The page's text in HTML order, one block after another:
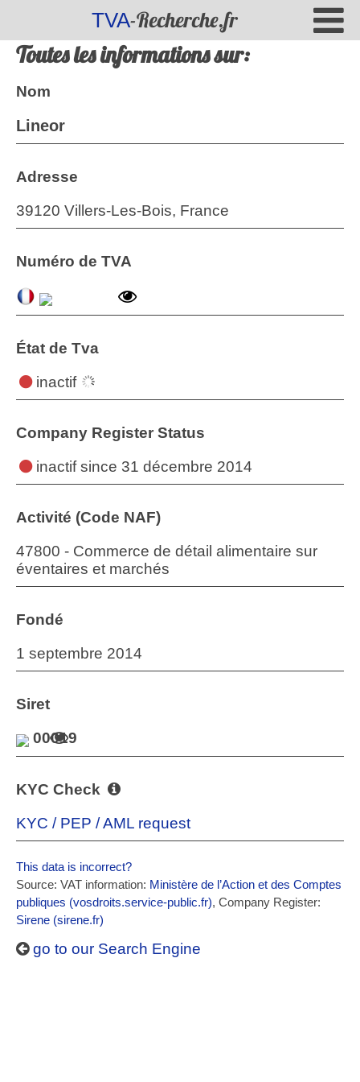
TVA-Recherche.fr
Toutes les informations sur:
Nom
Lineor
Adresse
39120 Villers-Les-Bois, France
Numéro de TVA
État de Tva
inactif
Company Register Status
inactifsince 31 décembre 2014
Activité (Code NAF)
47800 - Commerce de détail alimentaire sur
éventaires et marchés
Fondé
1 septembre 2014
Siret
00019
KYC Check
KYC / PEP / AML request
This data is incorrect?
Source: VAT information: Ministère de l’Action et des Comptes
publiques (vosdroits.service-public.fr), Company Register:
Sirene (sirene.fr)
go to our Search Engine